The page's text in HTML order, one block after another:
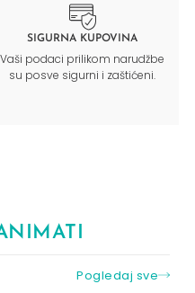
SIGURNA KUPOVINA
Vaši podaci prilikom narudžbe
su posve sigurni i zaštićeni.
Pogledaj sve